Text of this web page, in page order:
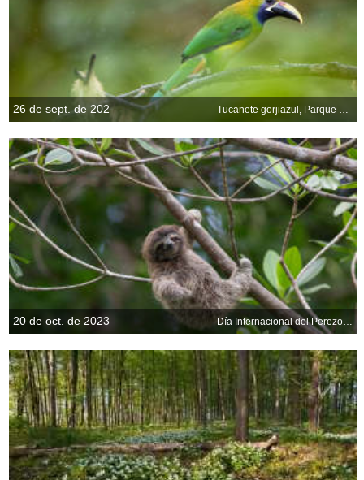
26 de sept. de 202 Tucanete gorjiazul, Parque Nacional Los Quetzales, Costa Rica
20 de oct. de 2023 Día Internacional del Perezoso